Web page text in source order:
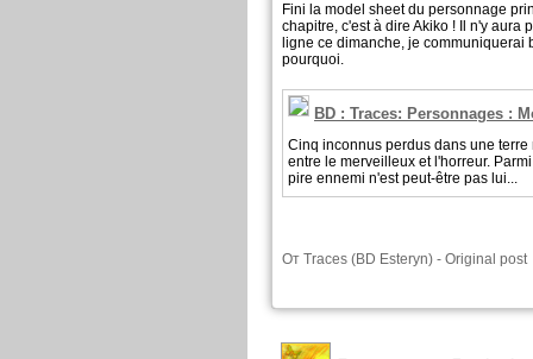
Fini la model sheet du personnage
chapitre, c'est à dire Akiko ! Il n'y aura
ligne ce dimanche, je communiquerai
pourquoi.
BD : Traces: Personnages :
Cinq inconnus perdus dans une
entre le merveilleux et l'horreur.
pire ennemi n'est peut-être pas lui...
От Traces (BD Esteryn) - Original post